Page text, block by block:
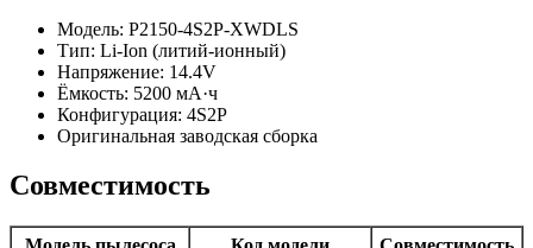
Модель: P2150-4S2P-XWDLS
Тип: Li-Ion (литий-ионный)
Напряжение: 14.4V
Ёмкость: 5200 мА·ч
Конфигурация: 4S2P
Оригинальная заводская сборка
Совместимость